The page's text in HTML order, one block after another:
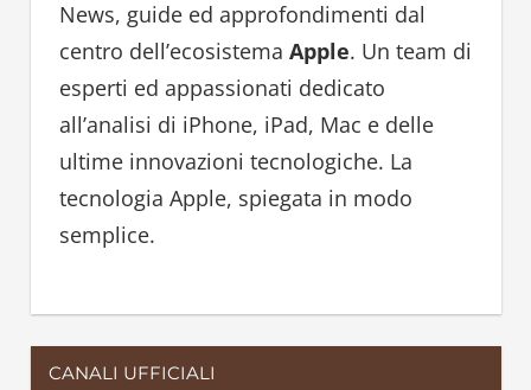
News, guide ed approfondimenti dal
centro dell’ecosistema Apple. Un team di
esperti ed appassionati dedicato
all’analisi di iPhone, iPad, Mac e delle
ultime innovazioni tecnologiche. La
tecnologia Apple, spiegata in modo
semplice.
CANALI UFFICIALI